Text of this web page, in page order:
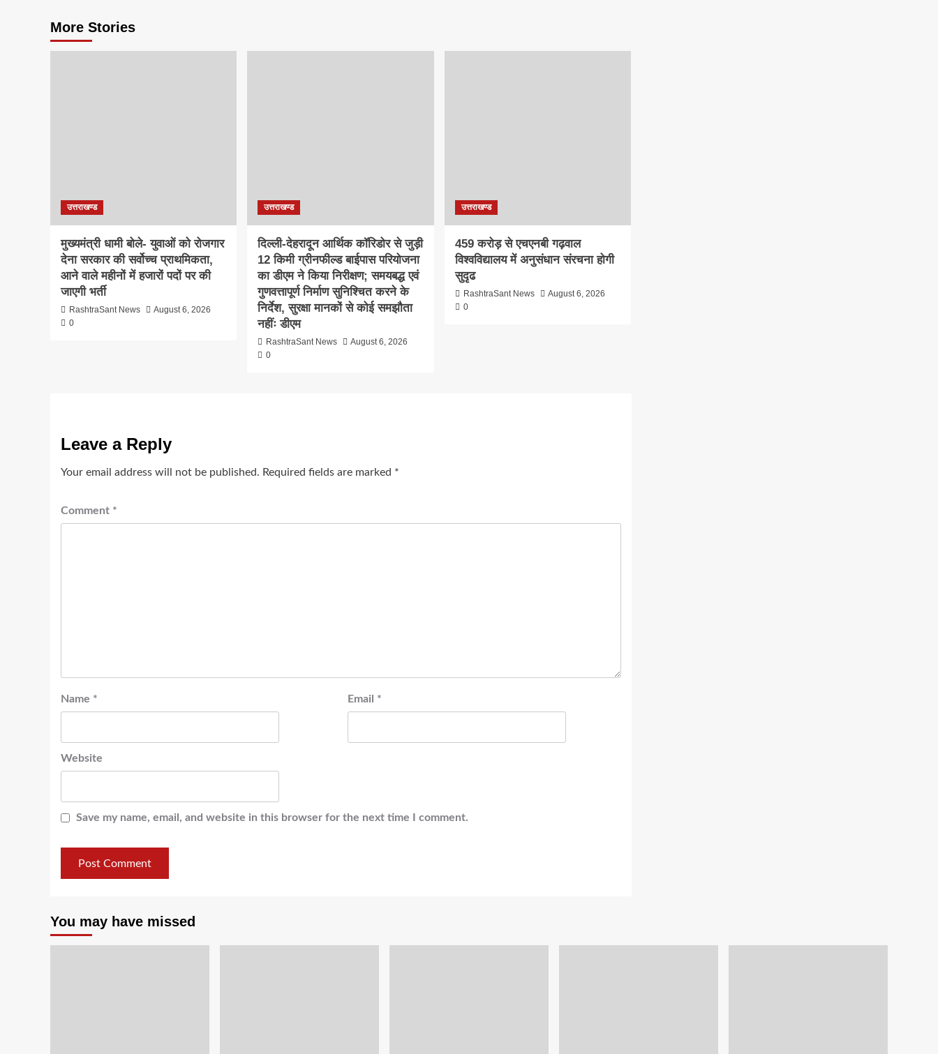
More Stories
उत्तराखण्ड
मुख्यमंत्री धामी बोले- युवाओं को रोजगार
देना सरकार की सर्वोच्च प्राथमिकता,
आने वाले महीनों में हजारों पदों पर की
जाएगी भर्ती
RashtraSant News
August 6, 2026
0
उत्तराखण्ड
दिल्ली-देहरादून आर्थिक कॉरिडोर से जुड़ी
12 किमी ग्रीनफील्ड बाईपास परियोजना
का डीएम ने किया निरीक्षण; समयबद्ध एवं
गुणवत्तापूर्ण निर्माण सुनिश्चित करने के
निर्देश, सुरक्षा मानकों से कोई समझौता
नहींः डीएम
RashtraSant News
August 6, 2026
0
उत्तराखण्ड
459 करोड़ से एचएनबी गढ़वाल
विश्वविद्यालय में अनुसंधान संरचना होगी
सुदृढ
RashtraSant News
August 6, 2026
0
Leave a Reply
Your email address will not be published. Required fields are marked *
Comment *
Name * Email *
Website
Save my name, email, and website in this browser for the next time I comment.
You may have missed